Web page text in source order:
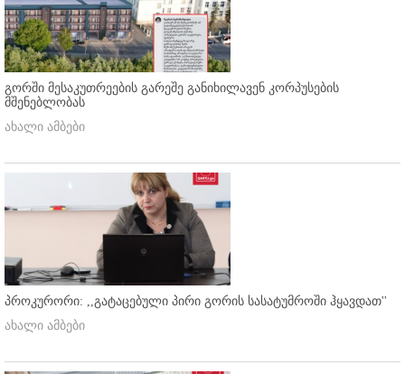
გორში მესაკუთრეების გარეშე განიხილავენ კორპუსების
მშენებლობას
ახალი ამბები
პროკურორი: ,,გატაცებული პირი გორის სასატუმროში ჰყავდათ''
ახალი ამბები